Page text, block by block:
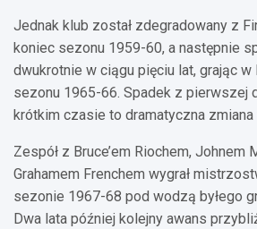
Jednak klub został zdegradowany z
koniec sezonu 1959-60, a następnie
dwukrotnie w ciągu pięciu lat, grając w
sezonu 1965-66. Spadek z pierwszej
krótkim czasie to dramatyczna zmiana
Zespół z Bruce’em Riochem, Johnem
Grahamem Frenchem wygrał
sezonie 1967-68 pod wodzą byłego
Dwa lata później kolejny awans